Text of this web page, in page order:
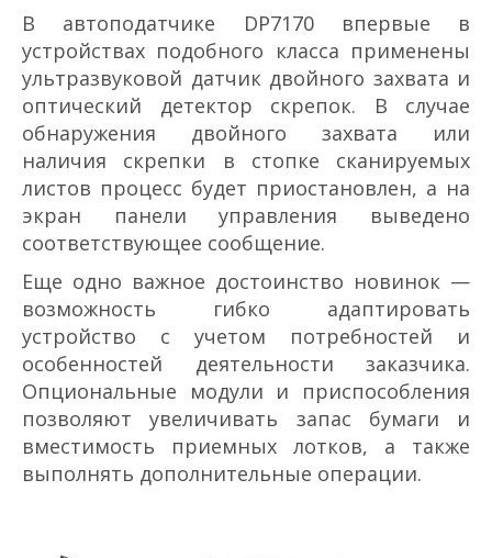
В автоподатчике DP­7170 впервые в
устройствах подобного класса применены
ультразвуковой датчик двойного захвата и
оптический детектор скрепок. В случае
обнаружения двойного захвата или
наличия скрепки в стопке сканируемых
листов процесс будет приостановлен, а на
экран панели управления выведено
соответствующее сообщение.
Еще одно важное достоинство новинок —
возможность гибко адаптировать
устройство с учетом потребностей и
особенностей деятельности заказчика.
Опциональные модули и приспособления
позволяют увеличивать запас бумаги и
вместимость приемных лотков, а также
выполнять дополнительные операции.